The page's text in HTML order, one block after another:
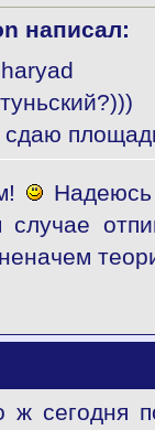
написал:
сдаю
случае
ж сегодня